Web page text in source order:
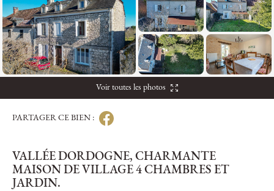
Voir toutes les photos
PARTAGER CE BIEN :
VALLÉE DORDOGNE, CHARMANTE
MAISON DE VILLAGE 4 CHAMBRES ET
JARDIN.